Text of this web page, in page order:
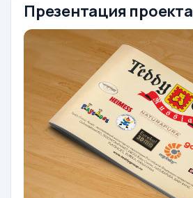
Презентация проекта